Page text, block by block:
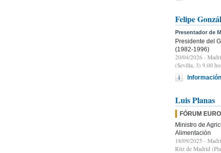
Felipe
Presentador de
Presidente del
(1982-1996)
20/04/2026 -
(Sevilla, 3) 9.00
Luis Planas
FÓRUM
Ministro de
Alimentación
18/09/2025 -
Ritz de Madrid